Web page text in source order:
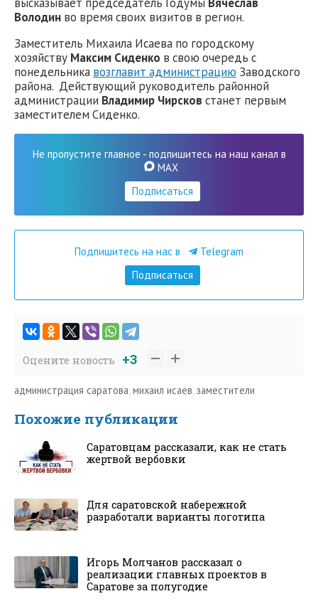
Володин во время своих визитов в регион.
Заместитель Михаила Исаева по городскому
хозяйству Максим Сиденко в свою очередь с
понедельника возглавит администрацию Заводского
района. Действующий руководитель районной
администрации Владимир Чирсков станет первым
заместителем Сиденко.
Не пропустите главное - подпишитесь на наш канал в
MAX
Подписаться
Подпишитесь на нас в
Telegram
Подписаться
Оцените новость +3
администрация саратова,михаил исаев,заместители
Похожие публикации
Саратовцам рассказали, как не стать
жертвой вербовки
Для саратовской набережной
разработали варианты логотипа
Игорь Молчанов рассказал о
реализации главных проектов в
Саратове за полугодие